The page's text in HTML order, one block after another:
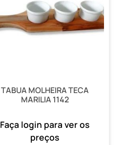
TABUA MOLHEIRA TECA
MARILIA 1142
Faça login para ver os
preços